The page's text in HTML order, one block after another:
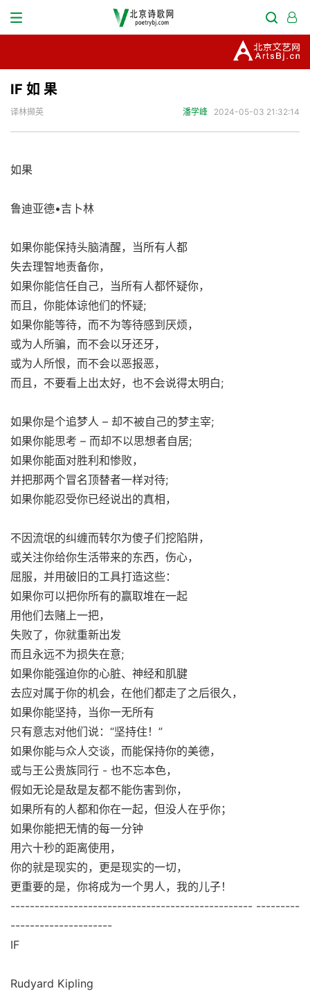
IF 如 果
译林撷英 潘学峰 2024-05-03 21:32:14
如果
鲁迪亚德•吉卜林
如果你能保持头脑清醒，当所有人都
失去理智地责备你，
如果你能信任自己，当所有人都怀疑你，
而且，你能体谅他们的怀疑;
如果你能等待，而不为等待感到厌烦，
或为人所骗，而不会以牙还牙，
或为人所恨，而不会以恶报恶，
而且，不要看上出太好，也不会说得太明白;
如果你是个追梦人 – 却不被自己的梦主宰;
如果你能思考 – 而却不以思想者自居;
如果你能面对胜利和惨败，
并把那两个冒名顶替者一样对待;
如果你能忍受你已经说出的真相，
不因流氓的纠缠而转尔为傻子们挖陷阱，
或关注你给你生活带来的东西，伤心，
屈服，并用破旧的工具打造这些：
如果你可以把你所有的赢取堆在一起
用他们去赌上一把，
失败了，你就重新出发
而且永远不为损失在意;
如果你能强迫你的心脏、神经和肌腱
去应对属于你的机会，在他们都走了之后很久，
如果你能坚持，当你一无所有
只有意志对他们说：“坚持住！”
如果你能与众人交谈，而能保持你的美德，
或与王公贵族同行 - 也不忘本色，
假如无论是敌是友都不能伤害到你，
如果所有的人都和你在一起，但没人在乎你；
如果你能把无情的每一分钟
用六十秒的距离使用，
你的就是现实的，更是现实的一切，
更重要的是，你将成为一个男人，我的儿子！
-------------------------------------------------- ---------
---------------------
IF
Rudyard Kipling